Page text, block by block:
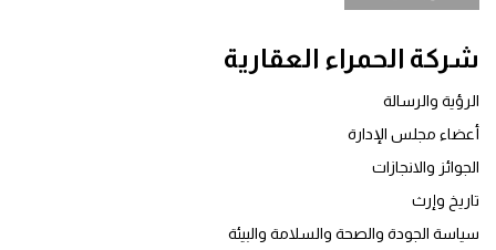
شركة الحمراء العقارية
الرؤية والرسالة
أعضاء مجلس الإدارة
الجوائز والانجازات
تاريخ وإرث
ﺳﻴﺎﺳﺔ اﻟﺠﻮدة واﻟﺼﺤﺔ واﻟﺴﻼﻣﺔ واﻟﺒﻴﺌﺔ